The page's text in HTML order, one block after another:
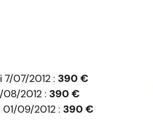
07/2012 : 390 €
2012 : 390 €
09/2012 : 390 €